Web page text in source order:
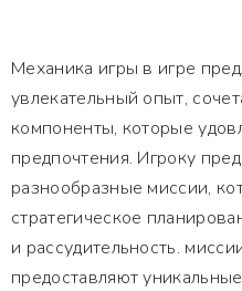
Механика игры в игре
увлекательный опыт,
компоненты, которые
предпочтения. Игроку
разнообразные миссии,
стратегическое
и рассудительность.
предоставляют